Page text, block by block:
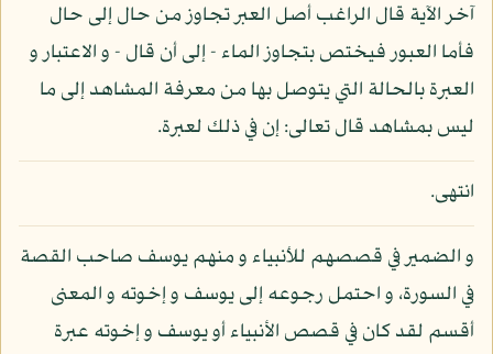
آخر الآية قال الراغب أصل العبر تجاوز من حال إلى حال
فأما العبور فيختص بتجاوز الماء - إلى أن قال - و الاعتبار و
العبرة بالحالة التي يتوصل بها من معرفة المشاهد إلى ما
ليس بمشاهد قال تعالى: إن في ذلك لعبرة.
انتهى.
و الضمير في قصصهم للأنبياء و منهم يوسف صاحب القصة
في السورة، و احتمل رجوعه إلى يوسف و إخوته و المعنى
أقسم لقد كان في قصص الأنبياء أو يوسف و إخوته عبرة